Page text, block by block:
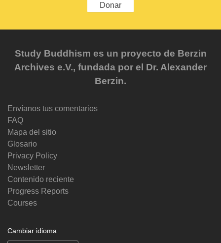
Donar
Study Buddhism es un proyecto de Berzin
Archives e.V., fundada por el Dr. Alexander
Berzin.
Envíanos tus comentarios
FAQ
Mapa del sitio
Glosario
Privacy Policy
Newsletter
Contenido reciente
Progress Reports
Courses
Cambiar idioma